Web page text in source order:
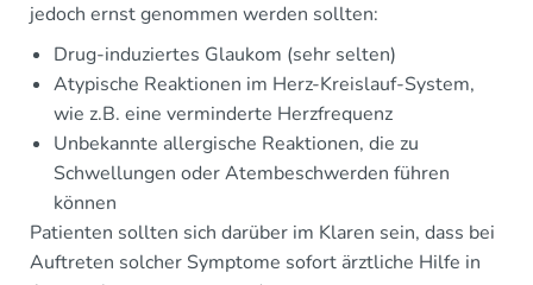
jedoch ernst genommen werden sollten:
Drug-induziertes Glaukom (sehr selten)
Atypische Reaktionen im Herz-Kreislauf-System,
wie z.B. eine verminderte Herzfrequenz
Unbekannte allergische Reaktionen, die zu
Schwellungen oder Atembeschwerden führen
können
Patienten sollten sich darüber im Klaren sein, dass bei
Auftreten solcher Symptome sofort ärztliche Hilfe in